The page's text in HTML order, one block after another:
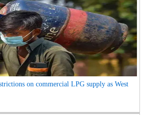
on commercial LPG supply as West